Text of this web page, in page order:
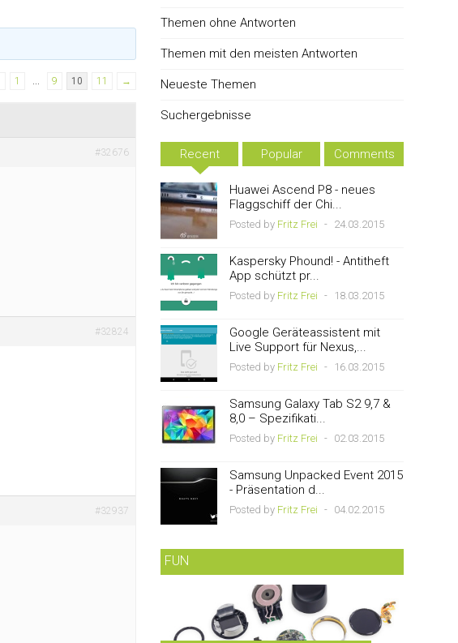
1 9 10 11 →
#32676
#32824
#32937
Themen ohne Antworten
Themen mit den meisten Antworten
Neueste Themen
Suchergebnisse
Recent Popular Comments
Huawei Ascend P8 - neues
Flaggschiff der Chi...
Posted by Fritz Frei - 24.03.2015
Kaspersky Phound! - Antitheft
App schützt pr...
Posted by Fritz Frei - 18.03.2015
Google Geräteassistent mit
Live Support für Nexus,...
Posted by Fritz Frei - 16.03.2015
Samsung Galaxy Tab S2 9,7 &
8,0 – Spezifikati...
Posted by Fritz Frei - 02.03.2015
Samsung Unpacked Event 2015
- Präsentation d...
Posted by Fritz Frei - 04.02.2015
FUN